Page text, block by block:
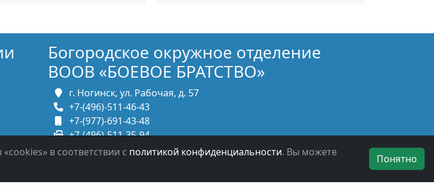
Богородское окружное отделение
ВООВ «БОЕВОЕ БРАТСТВО»
г. Ногинск, ул. Рабочая, д. 57
+7-(496)-511-46-43
+7-(977)-691-43-48
+7-(496)-511-35-94
bbnoginsk@mail.ru
в соответствии с политикой конфиденциальности. Вы можете
Понятно